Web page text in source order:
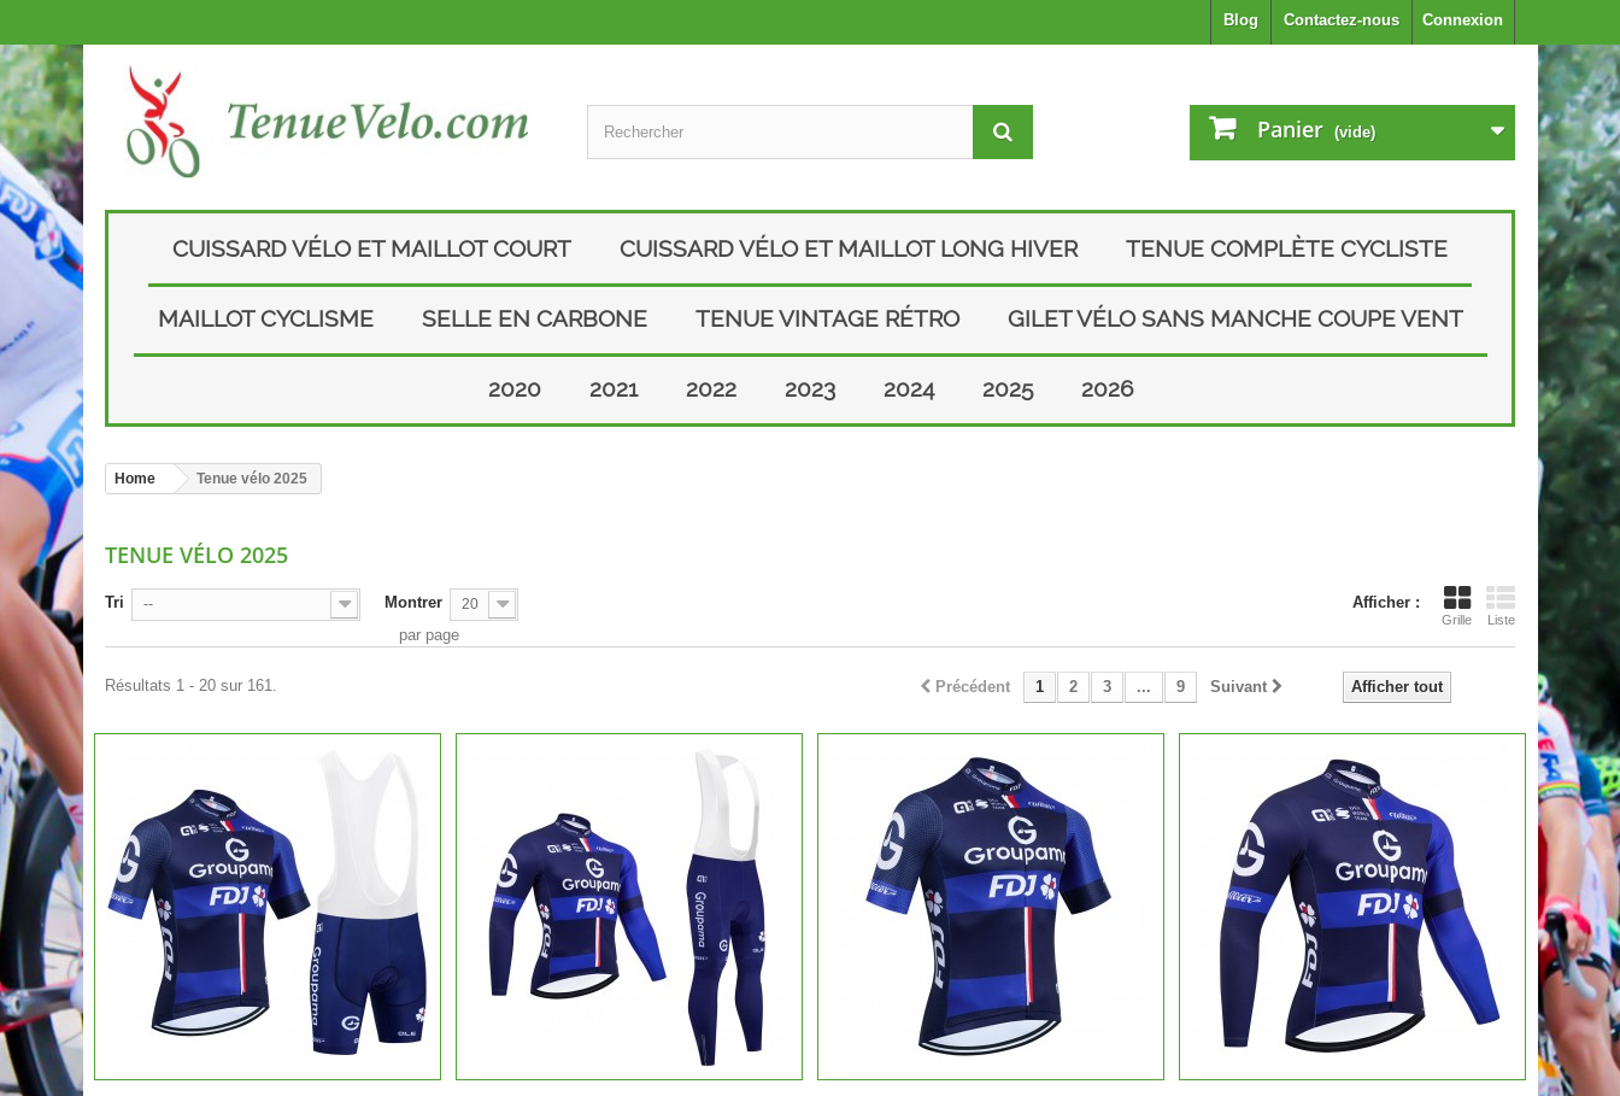
Connexion
Contactez-nous
Blog
Panier (vide)
CUISSARD VÉLO ET MAILLOT COURT CUISSARD VÉLO ET MAILLOT LONG HIVER TENUE COMPLÈTE CYCLISTE
MAILLOT CYCLISME SELLE EN CARBONE TENUE VINTAGE RÉTRO GILET VÉLO SANS MANCHE COUPE VENT
2020 2021 2022 2023 2024 2025 2026
Home Tenue vélo 2025
TENUE VÉLO 2025
Afficher :
Grille Liste
Tri -- Montrer 20
par page
Afficher tout
Précédent 1 2 3 ... 9 Suivant
Résultats 1 - 20 sur 161.